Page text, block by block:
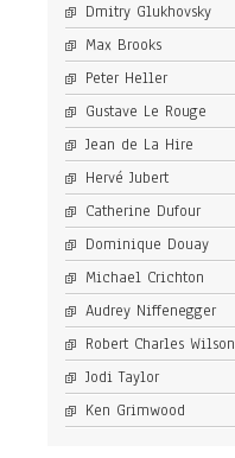
Dmitry Glukhovsky
Max Brooks
Peter Heller
Gustave Le Rouge
Jean de La Hire
Hervé Jubert
Catherine Dufour
Dominique Douay
Michael Crichton
Audrey Niffenegger
Robert Charles Wilson
Jodi Taylor
Ken Grimwood